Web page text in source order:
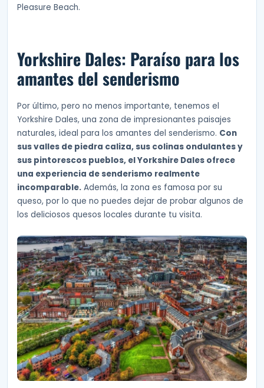
Pleasure Beach.
Yorkshire Dales: Paraíso para los
amantes del senderismo
Por último, pero no menos importante, tenemos el
Yorkshire Dales, una zona de impresionantes paisajes
naturales, ideal para los amantes del senderismo. Con
sus valles de piedra caliza, sus colinas ondulantes y
sus pintorescos pueblos, el Yorkshire Dales ofrece
una experiencia de senderismo realmente
incomparable. Además, la zona es famosa por su
queso, por lo que no puedes dejar de probar algunos de
los deliciosos quesos locales durante tu visita.